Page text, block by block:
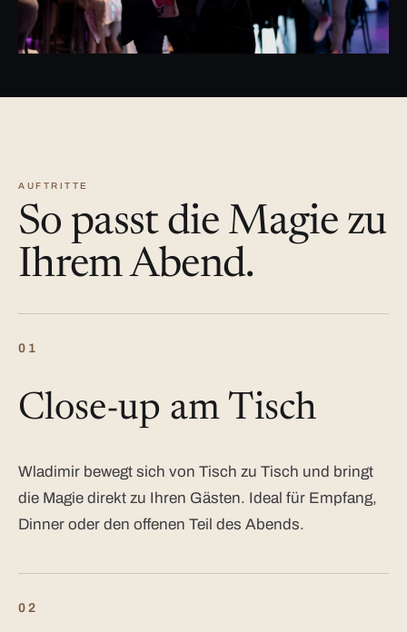
AUFTRITTE
So passt die Magie zu
Ihrem Abend.
01
Close-up am Tisch
Wladimir bewegt sich von Tisch zu Tisch und bringt
die Magie direkt zu Ihren Gästen. Ideal für Empfang,
Dinner oder den offenen Teil des Abends.
02